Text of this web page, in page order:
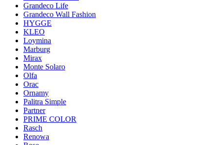
Grandeco Life
Grandeco Wall Fashion
HYGGE
KLEO
Loymina
Marburg
Mirax
Monte Solaro
Olfa
Orac
Ornamy
Palitra Simple
Partner
PRIME COLOR
Rasch
Renowa